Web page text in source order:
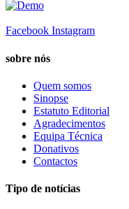
Facebook Instagram
sobre nós
Quem somos
Sinopse
Estatuto Editorial
Agradecimentos
Equipa Técnica
Donativos
Contactos
Tipo de notícias